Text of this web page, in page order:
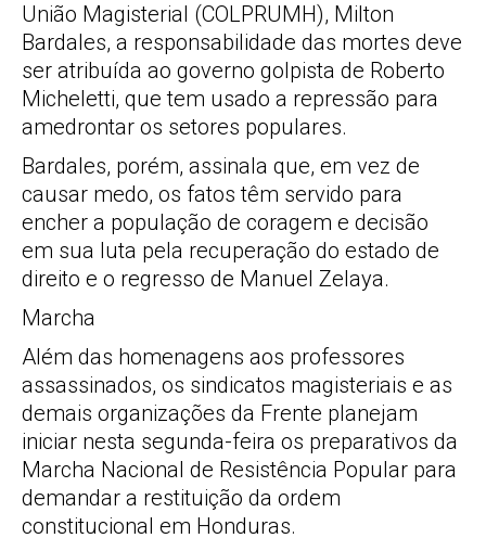
União Magisterial (COLPRUMH), Milton
Bardales, a responsabilidade das mortes deve
ser atribuída ao governo golpista de Roberto
Micheletti, que tem usado a repressão para
amedrontar os setores populares.
Bardales, porém, assinala que, em vez de
causar medo, os fatos têm servido para
encher a população de coragem e decisão
em sua luta pela recuperação do estado de
direito e o regresso de Manuel Zelaya.
Marcha
Além das homenagens aos professores
assassinados, os sindicatos magisteriais e as
demais organizações da Frente planejam
iniciar nesta segunda-feira os preparativos da
Marcha Nacional de Resistência Popular para
demandar a restituição da ordem
constitucional em Honduras.